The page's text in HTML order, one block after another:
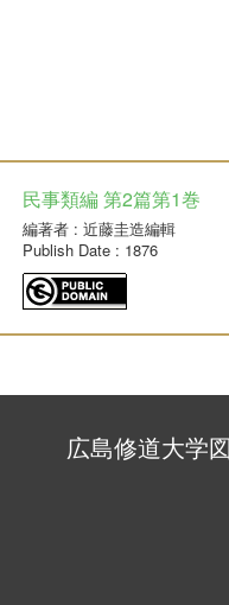
民事類編 第2篇第1巻
編著者 : 近藤圭造編輯
Publish Date : 1876
広島修道大学